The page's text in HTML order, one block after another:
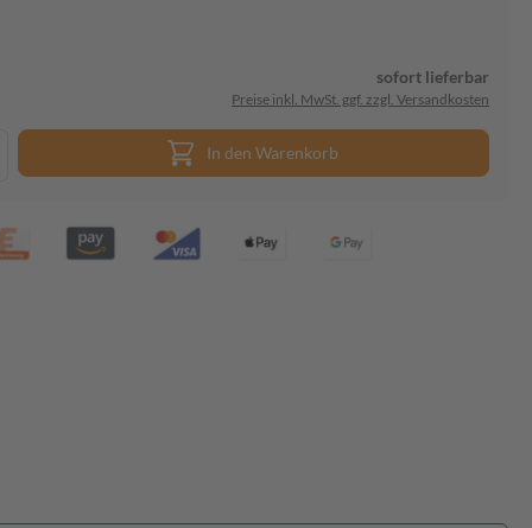
sofort lieferbar
Preise inkl. MwSt. ggf. zzgl. Versandkosten
In den Warenkorb